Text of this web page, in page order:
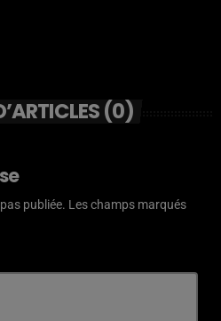
(0)
publiée. Les champs marqués